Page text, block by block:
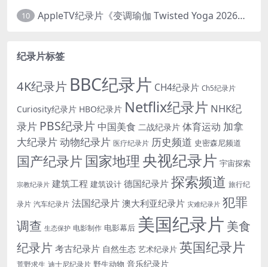
10 AppleTV纪录片《变调瑜伽 Twisted Yoga 2026》全3集 英语中英双字 无水印纯净版 1080P/MKV/10G 瑜伽大师背后的真相
纪录片标签
4K纪录片 BBC纪录片 CH4纪录片 Ch5纪录片
Curiosity纪录片 HBO纪录片 Netflix纪录片 NHK纪
录片 PBS纪录片 中国美食 二战纪录片 体育运动 加拿
大纪录片动物纪录片 医疗纪录片 历史频道 史密森尼频道
国产纪录片 国家地理 央视纪录片 宇宙探索
宗教纪录片 建筑工程 建筑设计 德国纪录片 探索频道 旅行纪
录片 汽车纪录片 法国纪录片 澳大利亚纪录片 灾难纪录片 犯罪
调查 生态保护 电影制作 电影幕后 美国纪录片 美食
纪录片考古纪录片 自然生态 艺术纪录片 英国纪录片
荒野求生 迪士尼纪录片 野生动物 音乐纪录片